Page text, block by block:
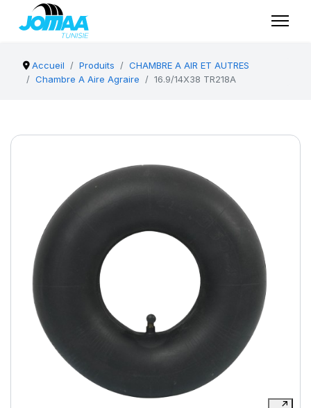
Accueil Produits
CHAMBRE A AIR ET AUTRES
Chambre A Aire Agraire
16.9/14X38 TR218A